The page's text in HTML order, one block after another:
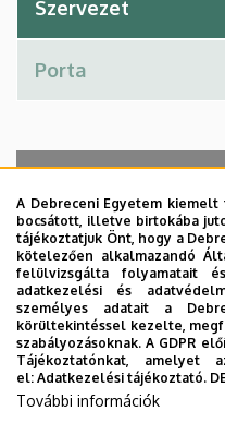
A keresés a következőkre
Beosztás, Munkakör, Mellék
Szervezetek
Nincs találat.
Dolgozói
telefonkönyvében
A Debreceni Egyetem
bocsátott, illetve birtokába
tájékoztatjuk Önt, hogy a
kötelezően alkalmazandó
felülvizsgálta folyamatait
adatkezelési és
személyes adatait a
körültekintéssel kezelte,
szabályozásoknak. A GDPR
Tájékoztatónkat, amelyet
el: Adatkezelési tájékoztató.
További információk